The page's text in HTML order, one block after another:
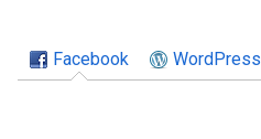
Facebook WordPress